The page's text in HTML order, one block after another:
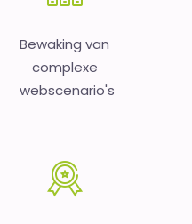
Bewaking van
complexe
webscenario's